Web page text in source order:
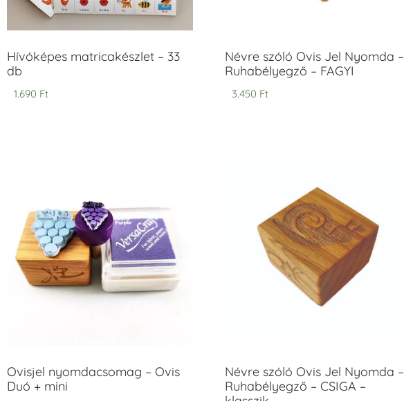
Hívóképes matricakészlet – 33
db
1.690 Ft
Névre szóló Ovis Jel Nyomda –
Ruhabélyegző – FAGYI
3.450 Ft
Ovisjel nyomdacsomag – Ovis
Duó + mini
Névre szóló Ovis Jel Nyomda –
Ruhabélyegző – CSIGA –